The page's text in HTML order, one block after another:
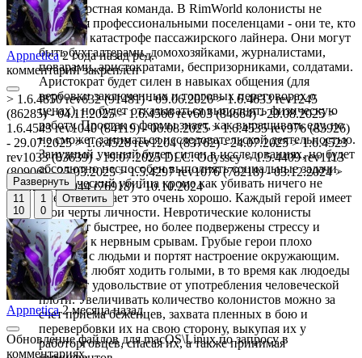
Разношерстная команда. В RimWorld колонисты не
являются профессиональными поселенцами - они те, кто
выжил в катастрофе пассажирского лайнера. Они могут
быть бухгалтерами, домохозяйками, журналистами,
поварами, аристократами, беспризорниками, солдатами.
Аристократ будет силен в навыках общения (для
вербовки заключенных и торговых переговорах о
ценах), но будет отказываться выполнять физическую
работу. Простак с фермы знает, как выращивать еду, но
не сможет заниматься исследовательской деятельностью.
Занудный ученый будет силен в исследованиях, но будет
абсолютно неспособен выполнять социальные задачи.
Генетический убийца кроме как убивать ничего не
умеет, но делает это очень хорошо. Каждый герой имеет
свои черты личности. Невротические колонисты
работают быстрее, но более подвержены стрессу и
склонны к нервным срывам. Грубые герои плохо
сходятся с людьми и портят настроение окружающим.
Нудисты любят ходить голыми, в то время как людоеды
получает удовольствие от употребления человеческой
плоти. Увеличивать количество колонистов можно за
счет приема беженцев, захвата пленных в бою и
перевербовки их на свою сторону, выкупая их у
работорговцев, спасая их, а также принимая
Appnetica 2 года назад ред.
комментарий закреплён
> 1.6.4850 rev632 (91481) - 09.06.2026 > 1.6.4633 rev1245
(86285) - 04.11.2025 > 1.6.4566 rev603 (84664) - 29.08.2025 >
1.6.4543 rev1040 (84119) - 06.08.2025 > 1.6.4535 rev976 (83926)
- 29.07.2025 > 1.6.4528 rev1204 (83762) - 24.07.2025 > 1.6.4523
rev1033 (83639) - 19.07.2025 DLC: Odyssey > 1.5.4409 rev1113
(80906) - 25.03.2025 > 1.5.4297 rev1076 (78218) - 03.12.2024 >
1.5.4243 rev944 (76918) - 10.10.2024
Развернуть
11
10
1
0
Ответить
Appnetica 2 месяца назад
Обновление файлов для macOS\Linux по запросу в
комментариях.